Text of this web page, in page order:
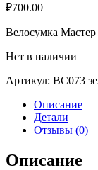
₽700.00
Велосумка Мастер
Нет в наличии
Артикул: BC073
Описание
Детали
Отзывы (0)
Описание